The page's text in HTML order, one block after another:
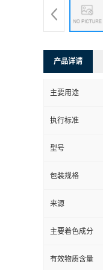
产品详请
主要用途
执行标准
型号
包装规格
来源
主要着色成分
有效物质含量